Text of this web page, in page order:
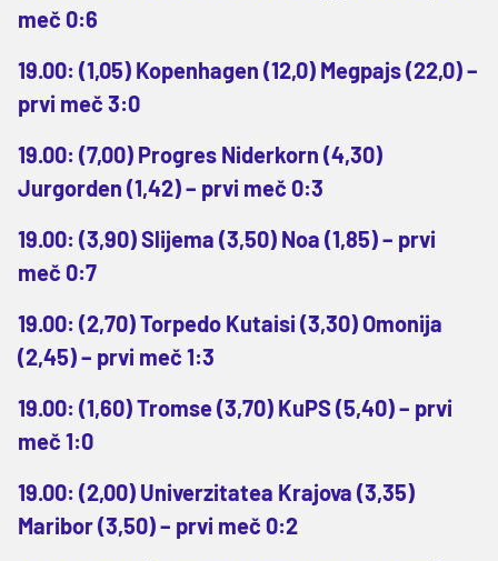
meč 0:6
19.00: (1,05) Kopenhagen (12,0) Megpajs (22,0) –
prvi meč 3:0
19.00: (7,00) Progres Niderkorn (4,30)
Jurgorden (1,42) – prvi meč 0:3
19.00: (3,90) Slijema (3,50) Noa (1,85) – prvi
meč 0:7
19.00: (2,70) Torpedo Kutaisi (3,30) Omonija
(2,45) – prvi meč 1:3
19.00: (1,60) Tromse (3,70) KuPS (5,40) – prvi
meč 1:0
19.00: (2,00) Univerzitatea Krajova (3,35)
Maribor (3,50) – prvi meč 0:2